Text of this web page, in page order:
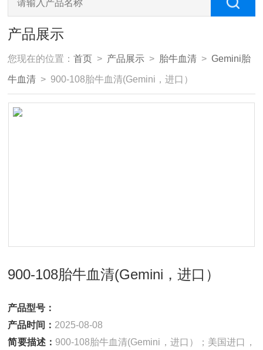
产品展示
您现在的位置：首页 > 产品展示 > 胎牛血清 >Gemini胎
牛血清 > 900-108胎牛血清(Gemini，进口）
900-108胎牛血清(Gemini，进口）
产品型号：
产品时间： 2025-08-08
简要描述： 900-108胎牛血清(Gemini，进口）；美国进口，